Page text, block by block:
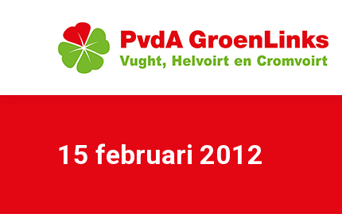
15 februari 2012